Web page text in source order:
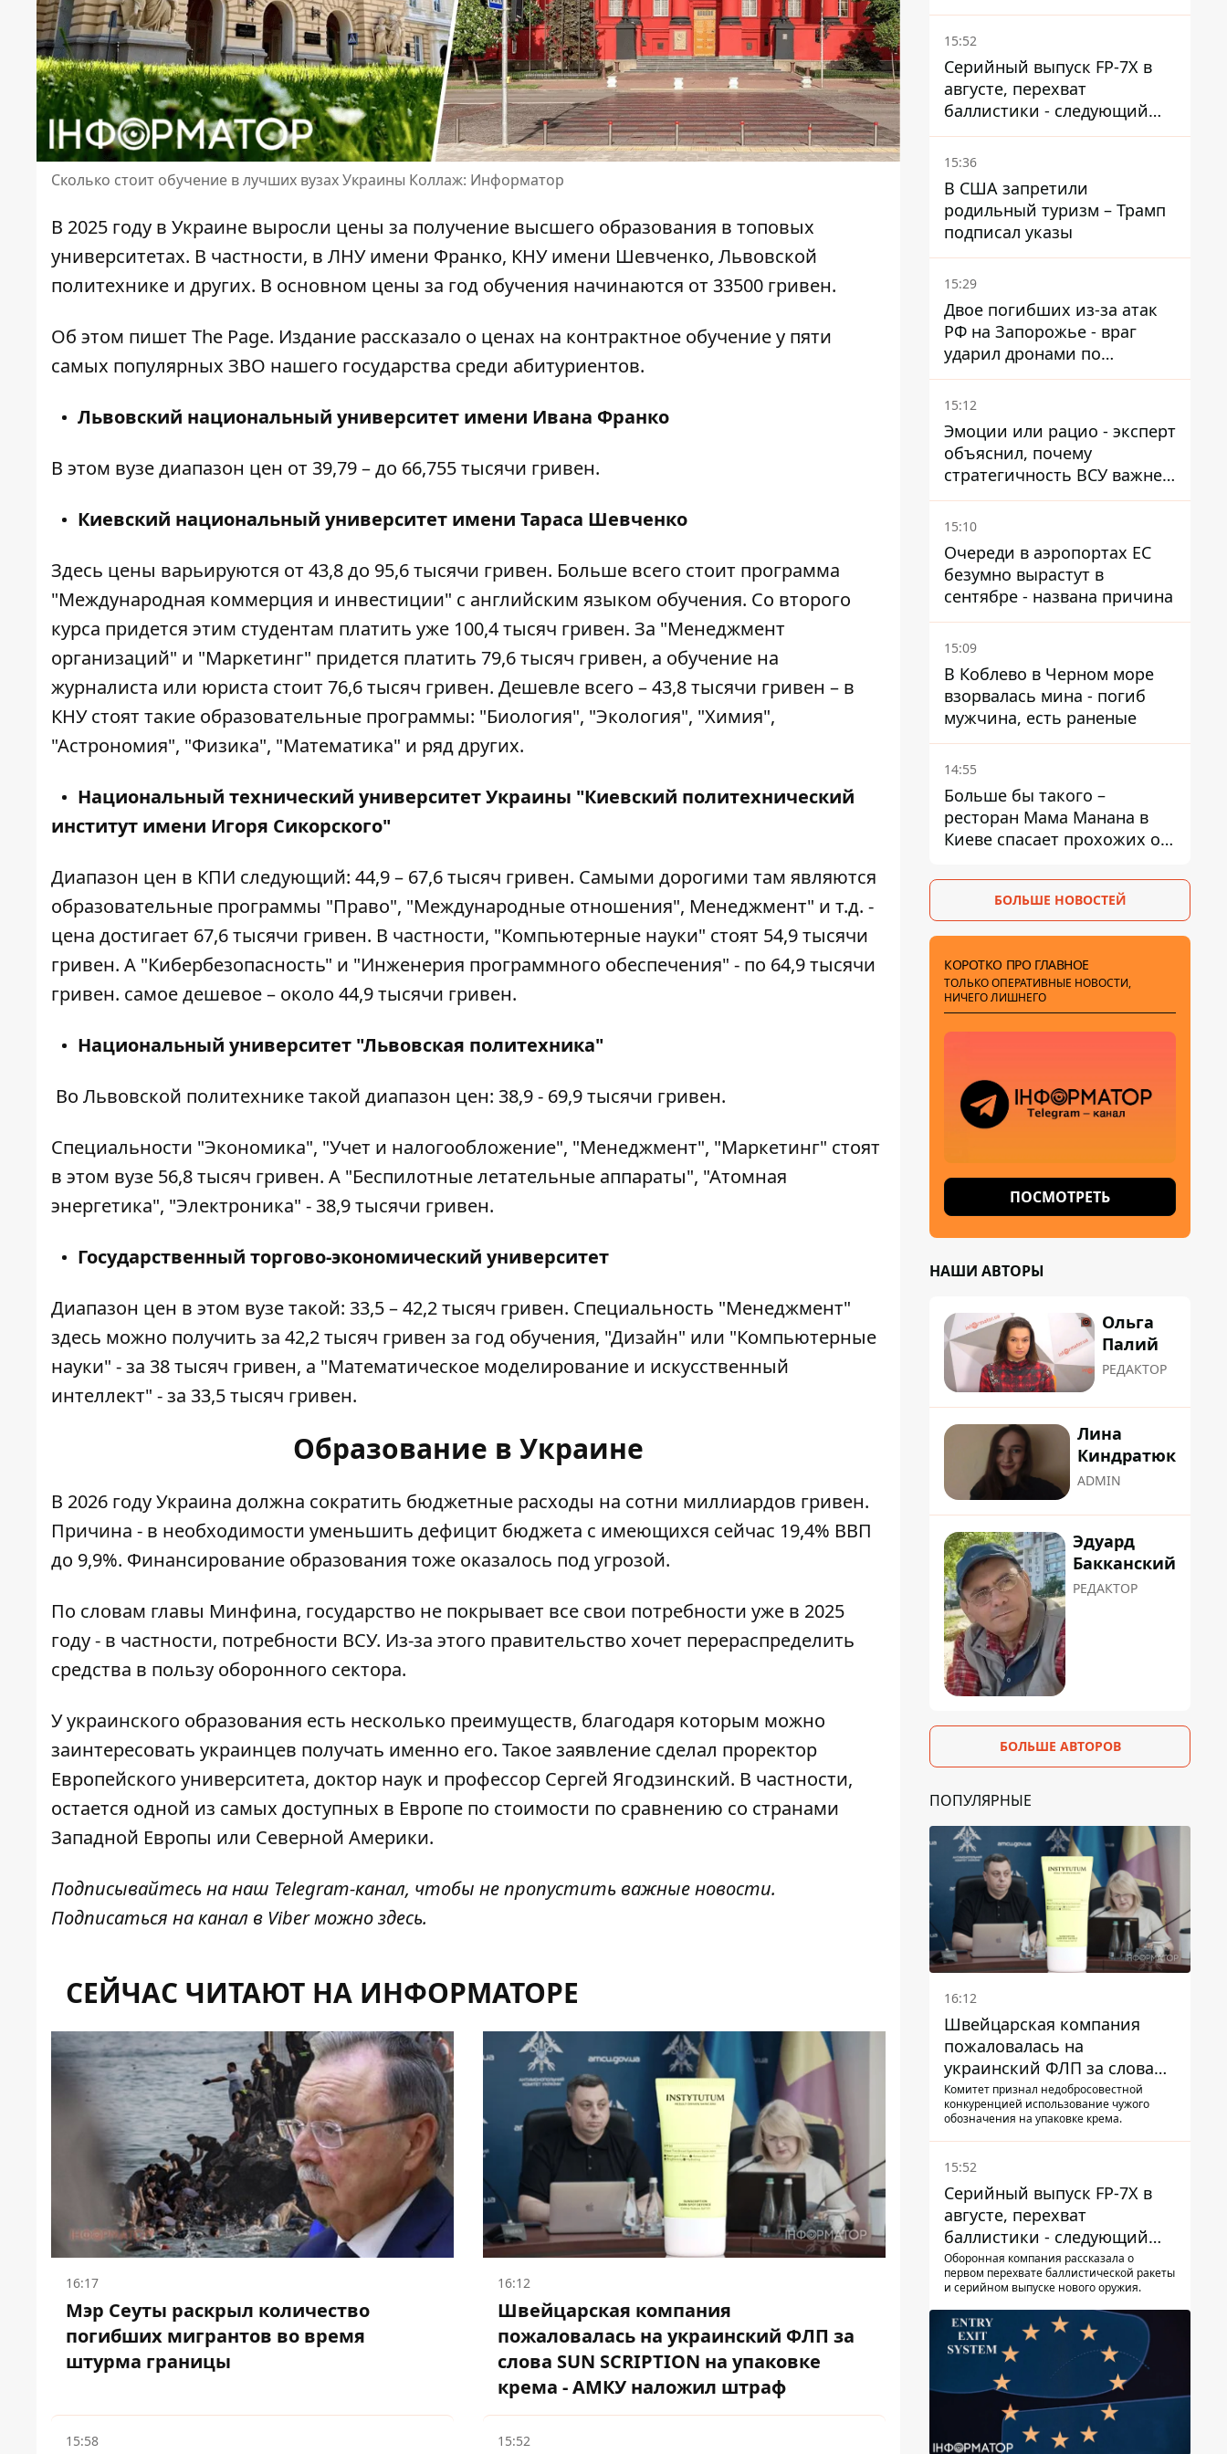
Сколько стоит обучение в лучших вузах Украины Коллаж: Информатор
В 2025 году в Украине выросли цены за получение высшего образования в топовых
университетах. В частности, в ЛНУ имени Франко, КНУ имени Шевченко, Львовской
политехнике и других. В основном цены за год обучения начинаются от 33500 гривен.
Об этом пишет The Page. Издание рассказало о ценах на контрактное обучениеу пяти
самых популярных ЗВО нашего государства среди абитуриентов.
Львовский национальный университет имени Ивана Франко
В этом вузе диапазон цен от 39,79 – до 66,755 тысячи гривен.
Киевский национальный университет имени Тараса Шевченко
Здесь цены варьируются от 43,8 до 95,6 тысячи гривен. Больше всего стоит программа
"Международная коммерция и инвестиции" с английским языком обучения. Со второго
курса придется этим студентам платить уже 100,4 тысяч гривен. За "Менеджмент
организаций" и "Маркетинг" придется платить 79,6 тысяч гривен, а обучение на
журналиста или юриста стоит 76,6 тысяч гривен. Дешевле всего – 43,8 тысячи гривен – в
КНУ стоят такие образовательные программы: "Биология", "Экология", "Химия",
"Астрономия", "Физика", "Математика" и ряд других.
Национальный технический университет Украины "Киевский политехнический
институт имени Игоря Сикорского"
Диапазон цен в КПИ следующий: 44,9 – 67,6 тысяч гривен. Самыми дорогими там являются
образовательные программы "Право", "Международные отношения", Менеджмент" и т.д. -
цена достигает 67,6 тысячи гривен. В частности, "Компьютерные науки" стоят 54,9 тысячи
гривен. А "Кибербезопасность" и "Инженерия программного обеспечения" - по 64,9 тысячи
гривен. самое дешевое – около 44,9 тысячи гривен.
Национальный университет "Львовская политехника"
Во Львовской политехнике такой диапазон цен: 38,9 - 69,9 тысячи гривен.
Специальности "Экономика", "Учет и налогообложение", "Менеджмент", "Маркетинг" стоят
в этом вузе 56,8 тысяч гривен. А "Беспилотные летательные аппараты", "Атомная
энергетика", "Электроника" - 38,9 тысячи гривен.
Государственный торгово-экономический университет
Диапазон цен в этом вузе такой: 33,5 – 42,2 тысяч гривен. Специальность "Менеджмент"
здесь можно получить за 42,2 тысяч гривен за год обучения, "Дизайн" или "Компьютерные
науки" - за 38 тысяч гривен, а "Математическое моделирование и искусственный
интеллект" - за 33,5 тысяч гривен.
Образование в Украине
В 2026 году Украина должна сократить бюджетные расходы на сотни миллиардов гривен.
Причина - в необходимости уменьшить дефицит бюджета с имеющихся сейчас 19,4% ВВП
до 9,9%. Финансирование образования тоже оказалось под угрозой.
По словам главы Минфина, государство не покрывает все свои потребности уже в 2025
году - в частности, потребности ВСУ. Из-за этого правительство хочет перераспределить
средства в пользу оборонного сектора.
У украинского образования есть несколько преимуществ, благодаря которым можно
заинтересовать украинцев получать именно его. Такое заявление сделал проректор
Европейского университета, доктор наук и профессор Сергей Ягодзинский. В частности,
остается одной из самых доступных в Европе по стоимости по сравнению со странами
Западной Европы или Северной Америки.
Подписывайтесь на наш Telegram-канал, чтобы не пропустить важные новости.
Подписаться на канал в Viber можноздесь.
СЕЙЧАС ЧИТАЮТ НА ИНФОРМАТОРЕ
16:17
Мэр Сеуты раскрыл количество
погибших мигрантов во время
штурма границы
16:12
Швейцарская компания
пожаловалась на украинский ФЛП за
слова SUN SCRIPTION на упаковке
крема - АМКУ наложил штраф
15:58 15:52
в 37-градусную жару -
реакция компании
15:52
Серийный выпуск FP-7X в
августе, перехват
баллистики - следующий
этап - Fire Point
конкретизировало планы
15:36
В США запретили
родильный туризм – Трамп
подписал указы
15:29
Двое погибших из-за атак
РФ на Запорожье - враг
ударил дронами по
автомобилю и поселку
15:12
Эмоции или рацио - эксперт
объяснил, почему
стратегичность ВСУ важнее
эмоциональных атак РФ
15:10
Очереди в аэропортах ЕС
безумно вырастут в
сентябре - названа причина
15:09
В Коблево в Черном море
взорвалась мина - погиб
мужчина, есть раненые
14:55
Больше бы такого –
ресторан Мама Манана в
Киеве спасает прохожих от
БОЛЬШЕ НОВОСТЕЙ
КОРОТКО ПРО ГЛАВНОЕ
ТОЛЬКО ОПЕРАТИВНЫЕ НОВОСТИ,
НИЧЕГО ЛИШНЕГО
ПОСМОТРЕТЬ
НАШИ АВТОРЫ
Ольга
Палий
РЕДАКТОР
Лина
Киндратюк
ADMIN
Эдуард
Бакканский
РЕДАКТОР
БОЛЬШЕ АВТОРОВ
ПОПУЛЯРНЫЕ
16:12
Швейцарская компания
пожаловалась на
украинский ФЛП за слова
SUN SCRIPTION на упаковке
крема - АМКУ наложил
Комитет признал недобросовестной
конкуренцией использование чужого
обозначения на упаковке крема.
15:52
Серийный выпуск FP-7X в
августе, перехват
баллистики - следующий
этап - Fire Point
конкретизировало планы
Оборонная компания рассказала о
первом перехвате баллистической ракеты
и серийном выпуске нового оружия.